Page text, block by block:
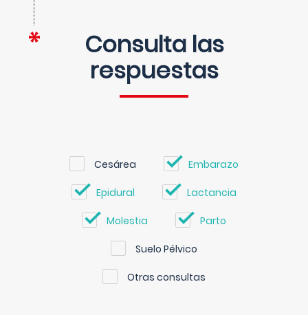
Consulta las
respuestas
Cesárea Embarazo
Epidural Lactancia
Molestia Parto
Suelo Pélvico
Otras consultas